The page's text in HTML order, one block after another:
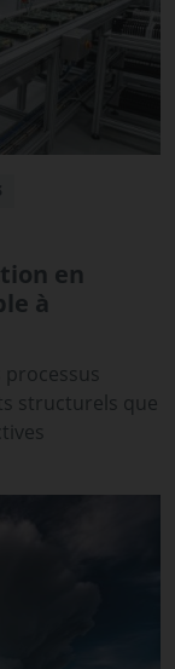
en
à
structurels que